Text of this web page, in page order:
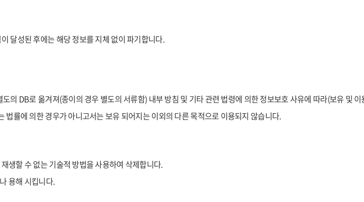
달성된 후에는 해당 정보를 지체 없이 파기합니다.
의 DB로 옮겨져(종이의 경우 별도의 서류함) 내부 방침 및 기타 관련 법령에 의한 정보보호 사유에 따라(보유 및
법률에 의한 경우가 아니고서는 보유 되어지는 이외의 다른 목적으로 이용되지 않습니다.
생할 수 없는 기술적 방법을 사용하여 삭제합니다.
용해 시킵니다.